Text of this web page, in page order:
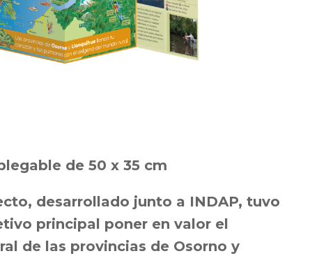
de 50 x 35 cm
desarrollado junto a INDAP, tuvo
principal poner en valor el
de las provincias de Osorno y